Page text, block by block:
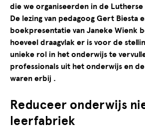
die we organiseerden in de Lutherse
De lezing van pedagoog Gert Biesta
boekpresentatie van Janeke Wienk
hoeveel draagvlak er is voor de
unieke rol in het onderwijs te
professionals uit het onderwijs en
waren erbij .
Reduceer onderwijs
leerfabriek